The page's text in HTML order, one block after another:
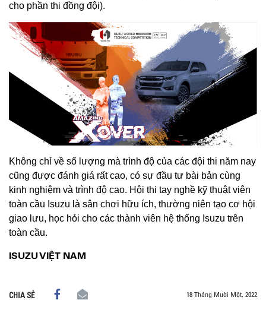
cho phần thi đồng đội).
Không chỉ về số lượng mà trình độ của các đội thi năm nay
cũng được đánh giá rất cao, có sự đầu tư bài bản cùng
kinh nghiệm và trình độ cao. Hội thi tay nghề kỹ thuật viên
toàn cầu Isuzu là sân chơi hữu ích, thường niên tạo cơ hội
giao lưu, học hỏi cho các thành viên hệ thống Isuzu trên
toàn cầu.
ISUZU VIỆT NAM
CHIA SẺ 18 Tháng Mười Một, 2022